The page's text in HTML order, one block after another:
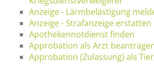
Anzeige - Lärmbelästigung
Anzeige - Strafanzeige erstatten
Apothekennotdienst finden
Approbation als Arzt
Approbation (Zulassung) als